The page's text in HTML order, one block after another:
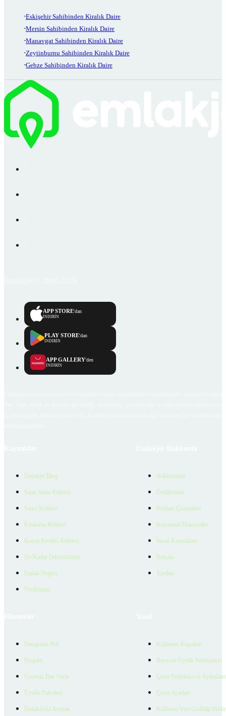
Eskişehir Sahibinden Kiralık Daire
Mersin Sahibinden Kiralık Daire
Manavgat Sahibinden Kiralık Daire
Zeytinburnu Sahibinden Kiralık Daire
Gebze Sahibinden Kiralık Daire
APP STORE'dan
İNDİRİN
PLAY STORE'dan
İNDİRİN
APP GALLERY'den
İNDİRİN
Emlakjet Blog
Satın Alma Rehberi
Satıcı Rehberi
Kiralama Rehberi
Konut Kredisi Rehberi
Ne Kadar Ödeyebilirim
Emlak Değeri
Verilerimiz
Hakkımızda
Ödüllerimiz
Reklam Çözümleri
Kurumsal Materyaller
İnsan Kaynakları
İletişim
Yardım
Danışman Bul
Projeler
Ücretsiz İlan Verin
Üyelik Paketleri
EmlakZeka Asistan
Kullanım Koşulları
Bireysel Üyelik Sözleşmesi
Çerez Politikası ve
Çerez Ayarları
Kullanıcı Veri Gizliliği